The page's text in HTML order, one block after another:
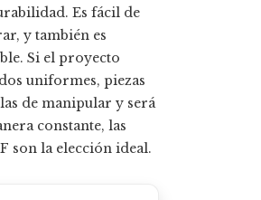
Es fácil de
y también es
Si el proyecto
uniformes, piezas
de manipular y será
constante, las
son la elección ideal.